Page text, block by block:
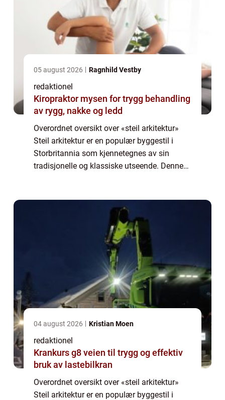
05 august 2026 Ragnhild Vestby
redaktionel
Kiropraktor mysen for trygg behandling
av rygg, nakke og ledd
Overordnet oversikt over «steil arkitektur»
Steil arkitektur er en populær byggestil i
Storbritannia som kjennetegnes av sin
tradisjonelle og klassiske utseende. Denne
04 august 2026 Kristian Moen
redaktionel
Krankurs g8 veien til trygg og effektiv
bruk av lastebilkran
Overordnet oversikt over «steil arkitektur»
Steil arkitektur er en populær byggestil i